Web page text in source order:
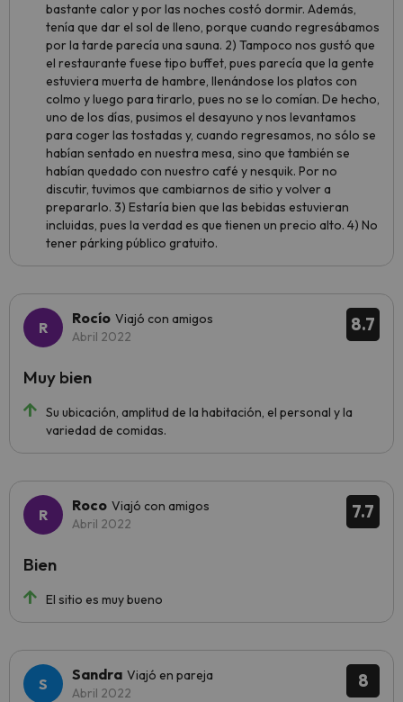
bastante calor y por las noches costó dormir. Además,
tenía que dar el sol de lleno, porque cuando regresábamos
por la tarde parecía una sauna. 2) Tampoco nos gustó que
el restaurante fuese tipo buffet, pues parecía que la gente
estuviera muerta de hambre, llenándose los platos con
colmo y luego para tirarlo, pues no se lo comían. De hecho,
uno de los días, pusimos el desayuno y nos levantamos
para coger las tostadas y, cuando regresamos, no sólo se
habían sentado en nuestra mesa, sino que también se
habían quedado con nuestro café y nesquik. Por no
discutir, tuvimos que cambiarnos de sitio y volver a
prepararlo. 3) Estaría bien que las bebidas estuvieran
incluidas, pues la verdad es que tienen un precio alto. 4) No
tener párking público gratuito.
8.7
Rocío Viajó con amigos
Abril 2022
Su ubicación, amplitud de la habitación, el personal y la
variedad de comidas.
Muy bien
7.7
Roco Viajó con amigos
Abril 2022
El sitio es muy bueno
Bien
8
Sandra Viajó en pareja
Abril 2022